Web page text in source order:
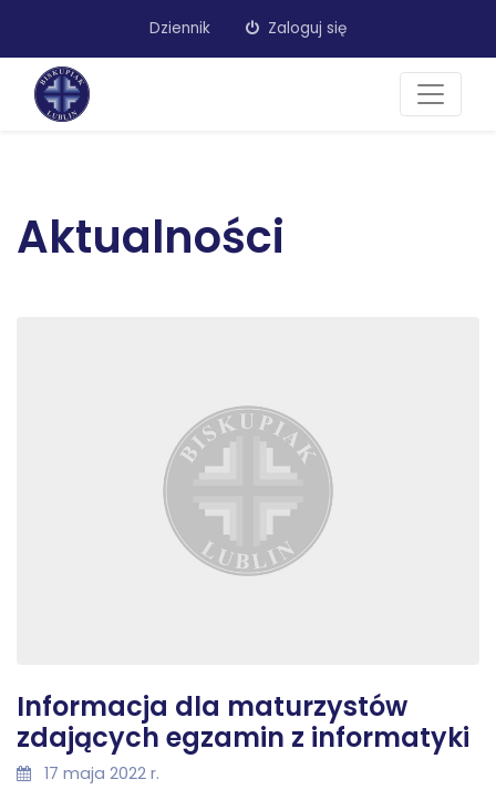
Dziennik Zaloguj się
Aktualności
Informacja dla maturzystów
zdających egzamin z informatyki
17 maja 2022 r.